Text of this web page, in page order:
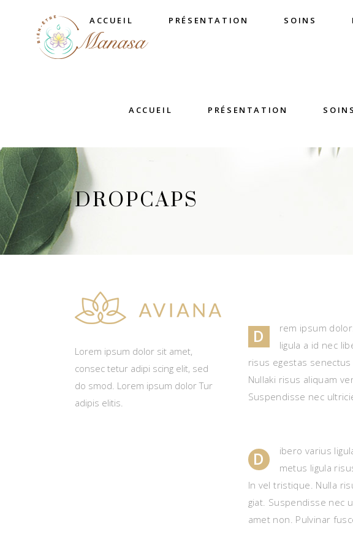
ACCUEIL PRÉSENTATION SOINS
ACCUEIL PRÉSENTATION SOINS
DROPCAPS
D
rem ipsum
ligula a id nec
risus egestas
Nullaki risus aliquam
Suspendisse nec
D
ibero varius
metus ligula
In vel tristique. Nulla
giat. Suspendisse nec
amet non. Pulvinar
Lorem ipsum dolor sit amet,
consec tetur adipi scing elit, sed
do smod. Lorem ipsum dolor Tur
adipis elitis.